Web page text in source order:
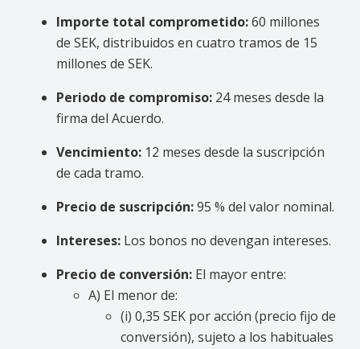
Importe total comprometido:60 millones
de SEK, distribuidos en cuatro tramos de 15
millones de SEK.
Periodo de compromiso: 24 meses desde la
firma del Acuerdo.
Vencimiento: 12 meses desde la suscripción
de cada tramo.
Precio de suscripción:95 % del valor nominal.
Intereses: Los bonos no devengan intereses.
Precio de conversión: El mayor entre:
A) El menor de:
(i) 0,35 SEK por acción (precio fijo de
conversión), sujeto a los habituales